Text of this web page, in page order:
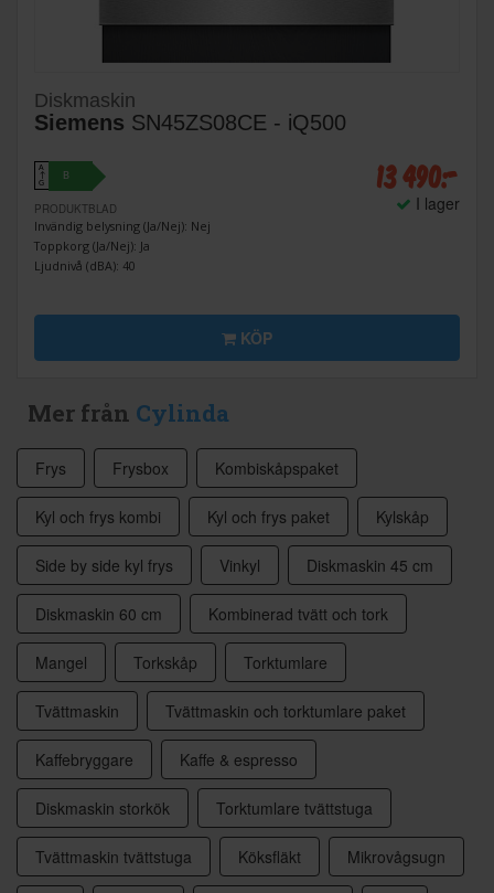
Diskmaskin
Siemens SN45ZS08CE - iQ500
A
↑
G
B
PRODUKTBLAD
Invändig belysning (Ja/Nej): Nej
Toppkorg (Ja/Nej): Ja
Ljudnivå (dBA): 40
13 490:-
I lager
KÖP
Mer från Cylinda
Frys Frysbox Kombiskåpspaket
Kyl och frys kombi Kyl och frys paket Kylskåp
Side by side kyl frys Vinkyl Diskmaskin 45 cm
Diskmaskin 60 cm Kombinerad tvätt och tork
Mangel Torkskåp Torktumlare
Tvättmaskin Tvättmaskin och torktumlare paket
Kaffebryggare Kaffe & espresso
Diskmaskin storkök Torktumlare tvättstuga
Tvättmaskin tvättstuga Köksfläkt Mikrovågsugn